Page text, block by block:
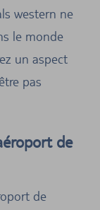
western ne
le monde
un aspect
pas
de
de